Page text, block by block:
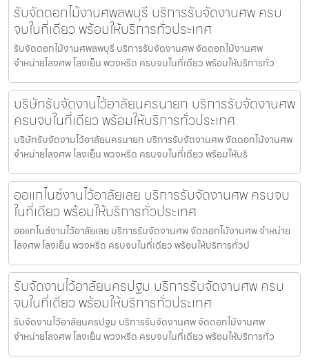
รับจัดดอกไม้งานศพลพบุรี บริการรับจัดงานศพ ครบ
จบในที่เดียว พร้อมให้บริการทั่วประเทศ
รับจัดดอกไม้งานศพลพบุรี บริการรับจัดงานศพ จัดดอกไม้งานศพ
จำหน่ายโลงศพ โลงเย็น พวงหรีด ครบจบในที่เดียว พร้อมให้บริการทั่ว
บริษัทรับจัดงานไว้อาลัยนครนายก บริการรับจัดงานศพ
ครบจบในที่เดียว พร้อมให้บริการทั่วประเทศ
บริษัทรับจัดงานไว้อาลัยนครนายก บริการรับจัดงานศพ จัดดอกไม้งานศพ
จำหน่ายโลงศพ โลงเย็น พวงหรีด ครบจบในที่เดียว พร้อมให้บริ
ออแกไนซ์งานไว้อาลัยเลย บริการรับจัดงานศพ ครบจบ
ในที่เดียว พร้อมให้บริการทั่วประเทศ
ออแกไนซ์งานไว้อาลัยเลย บริการรับจัดงานศพ จัดดอกไม้งานศพ จำหน่าย
โลงศพ โลงเย็น พวงหรีด ครบจบในที่เดียว พร้อมให้บริการทั่วป
รับจัดงานไว้อาลัยนครปฐม บริการรับจัดงานศพ ครบ
จบในที่เดียว พร้อมให้บริการทั่วประเทศ
รับจัดงานไว้อาลัยนครปฐม บริการรับจัดงานศพ จัดดอกไม้งานศพ
จำหน่ายโลงศพ โลงเย็น พวงหรีด ครบจบในที่เดียว พร้อมให้บริการทั่ว